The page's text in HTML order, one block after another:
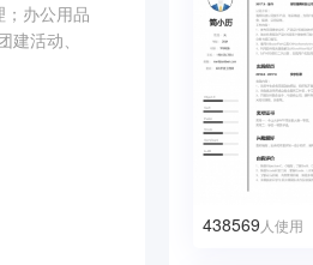
办公用品
活动、
438569 人使用